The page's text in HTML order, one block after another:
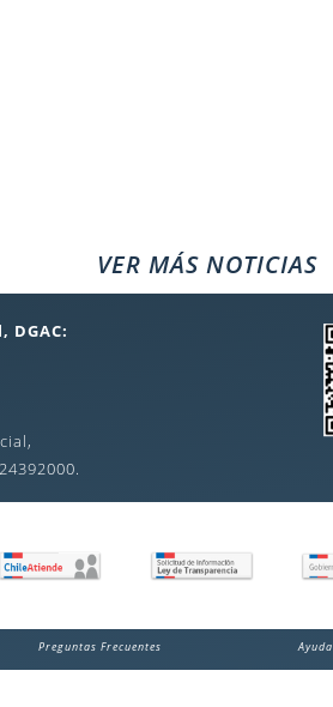
VER MÁS NOTICIAS
Preguntas Frecuentes Ayuda